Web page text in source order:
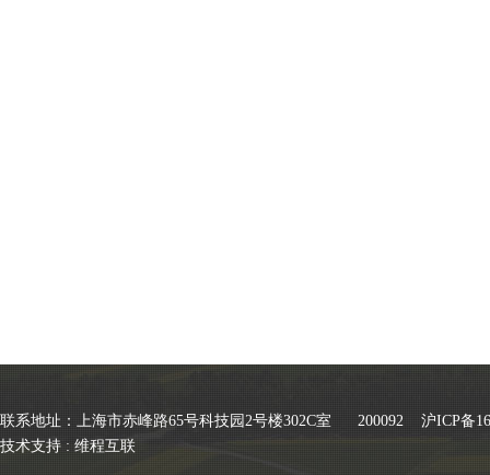
联系地址：上海市赤峰路65号科技园2号楼302C室 200092 沪ICP备
技术支持 : 维程互联